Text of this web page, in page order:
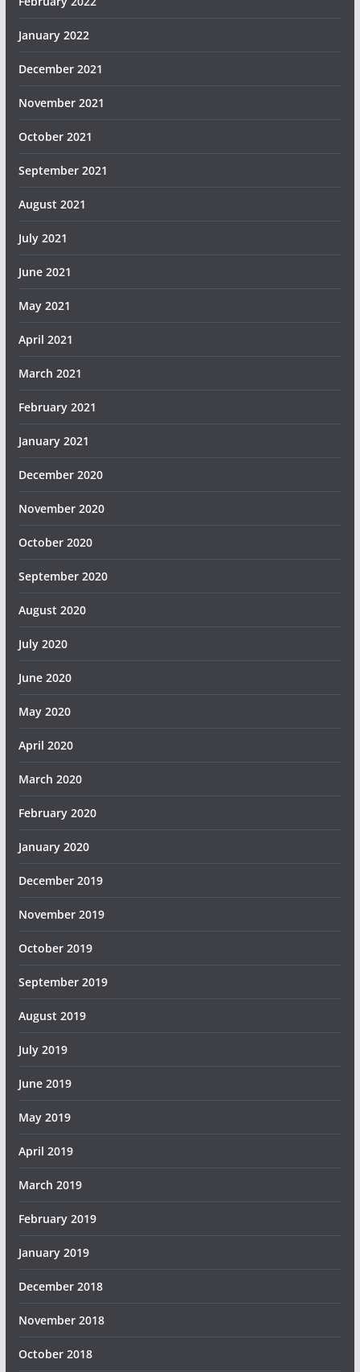
January 2022
December 2021
November 2021
October 2021
September 2021
August 2021
July 2021
June 2021
May 2021
April 2021
March 2021
February 2021
January 2021
December 2020
November 2020
October 2020
September 2020
August 2020
July 2020
June 2020
May 2020
April 2020
March 2020
February 2020
January 2020
December 2019
November 2019
October 2019
September 2019
August 2019
July 2019
June 2019
May 2019
April 2019
March 2019
February 2019
January 2019
December 2018
November 2018
October 2018